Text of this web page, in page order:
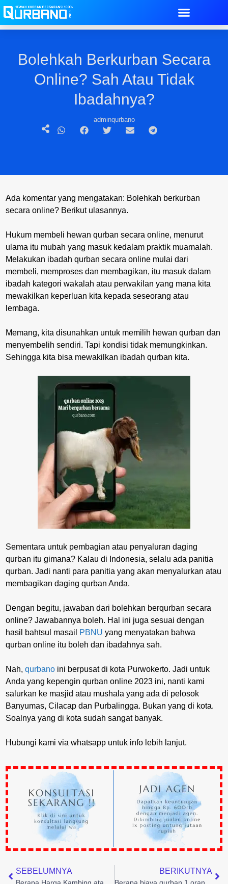
Bolehkah Berkurban Secara
Online? Sah Atau Tidak
Ibadahnya?
adminqurbano
Ada komentar yang mengatakan: Bolehkah berkurban
secara online? Berikut ulasannya.
Hukum membeli hewan qurban secara online, menurut
ulama itu mubah yang masuk kedalam praktik muamalah.
Melakukan ibadah qurban secara online mulai dari
membeli, memproses dan membagikan, itu masuk dalam
ibadah kategori wakalah atau perwakilan yang mana kita
mewakilkan keperluan kita kepada seseorang atau
lembaga.
Memang, kita disunahkan untuk memilih hewan qurban dan
menyembelih sendiri. Tapi kondisi tidak memungkinkan.
Sehingga kita bisa mewakilkan ibadah qurban kita.
Sementara untuk pembagian atau penyaluran daging
qurban itu gimana? Kalau di Indonesia, selalu ada panitia
qurban. Jadi nanti para panitia yang akan menyalurkan atau
membagikan daging qurban Anda.
Dengan begitu, jawaban dari bolehkan berqurban secara
online? Jawabannya boleh. Hal ini juga sesuai dengan
hasil bahtsul masail
PBNU yang menyatakan bahwa
qurban online itu boleh dan ibadahnya sah.
Nah, qurbano ini berpusat di kota Purwokerto. Jadi untuk
Anda yang kepengin qurban online 2023 ini, nanti kami
salurkan ke masjid atau mushala yang ada di pelosok
Banyumas, Cilacap dan Purbalingga. Bukan yang di kota.
Soalnya yang di kota sudah sangat banyak.
Hubungi kami via whatsapp untuk info lebih lanjut.
SEBELUMNYA BERIKUTNYA